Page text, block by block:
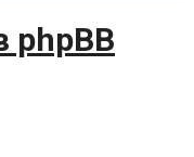
phpBB